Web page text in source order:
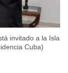
invitado a la Isla
Cuba)